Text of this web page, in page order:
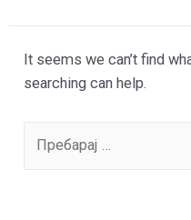
It seems we can’t find
searching can help.